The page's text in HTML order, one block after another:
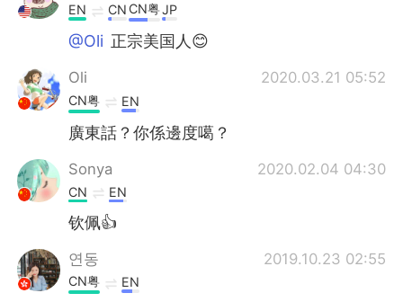
EN CN CN粤JP
@Oli 正宗美国人😊
Oli 2020.03.21 05:52
CN粤 EN
廣東話？你係邊度噶？
Sonya 2020.02.04 04:30
CN EN
钦佩👍
연동 2019.10.23 02:55
CN粤 EN